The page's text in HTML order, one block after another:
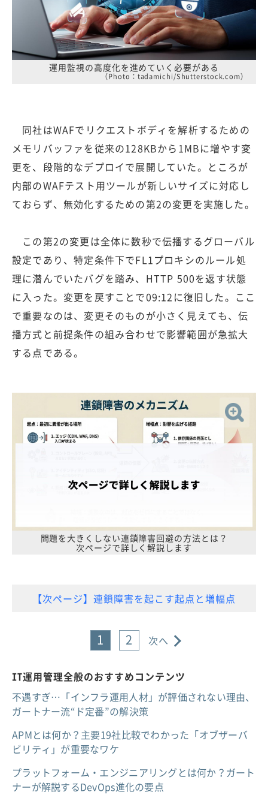
運用監視の高度化を進めていく必要がある
（Photo：tadamichi/Shutterstock.com）
同社はWAFでリクエストボディを解析するための
メモリバッファを従来の128KBから1MBに増やす変
更を、段階的なデプロイで展開していた。ところが
内部のWAFテスト用ツールが新しいサイズに対応し
ておらず、無効化するための第2の変更を実施した。
この第2の変更は全体に数秒で伝播するグローバル
設定であり、特定条件下でFL1プロキシのルール処
理に潜んでいたバグを踏み、HTTP 500を返す状態
に入った。変更を戻すことで09:12に復旧した。ここ
で重要なのは、変更そのものが小さく見えても、伝
播方式と前提条件の組み合わせで影響範囲が急拡大
する点である。
問題を大きくしない連鎖障害回避の方法とは？
次ページで詳しく解説します
【次ページ】連鎖障害を起こす起点と増幅点
1 2 次へ
IT運用管理全般のおすすめコンテンツ
不遇すぎ…「インフラ運用人材」が評価されない理由、
ガートナー流“ド定番”の解決策
APMとは何か？主要19社比較でわかった「オブザーバ
ビリティ」が重要なワケ
プラットフォーム・エンジニアリングとは何か？ガート
ナーが解説するDevOps進化の要点